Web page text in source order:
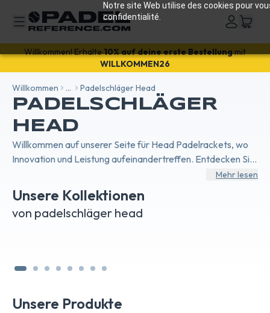
Notre site Web utilise des cookies pour
confidentialité.
Willkommen! Erhalte10% auf deine erste Bestellungmit
WILLKOMMEN26
Willkommen ... Padelschläger Head
PADELSCHLÄGER
HEAD
Willkommen auf unserer Seite für Head Padelrackets, wo
Innovation und Leistung aufeinandertreffen. Entdecken Sie
die Speed-Reihe für unübertroffene Reaktionsfähigkeit,
Extreme für explosive Kraft, Radical für die perfekte
Balance zwischen Kontrolle und Kraft und Sephyr, ideal für
Komfort und Handhabbarkeit. Jede Serie ist darauf
Niveau.
Mehr lesen
Unsere Kollektionen
von padelschläger head
PADELSCHLÄGER HEAD
EXTREME
Unsere Produkte